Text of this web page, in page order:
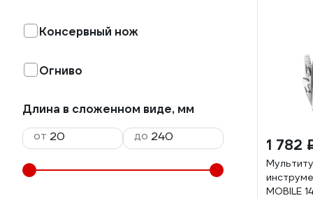
Консервный нож
Огниво
Длина в сложенном виде, мм
от
до
1 782
MOBILE